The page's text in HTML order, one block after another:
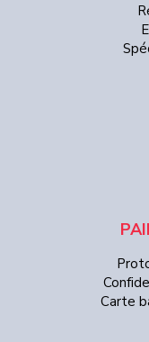
Carte